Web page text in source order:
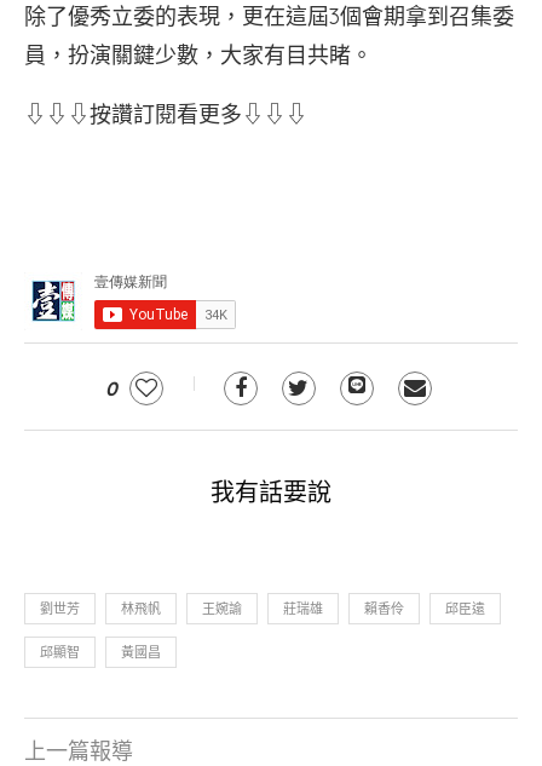
除了優秀立委的表現，更在這屆3個會期拿到召集委
員，扮演關鍵少數，大家有目共睹。
⇩⇩⇩按讚訂閱看更多⇩⇩⇩
0
我有話要說
劉世芳 林飛帆 王婉諭 莊瑞雄 賴香伶 邱臣遠
邱顯智 黃國昌
上一篇報導